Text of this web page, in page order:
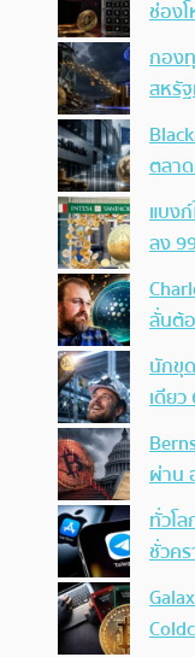
ช่องโ
กอง
สหรั
ตลา
แบง
ลง
ลั่นต้
นักขุ
เดีย
ผ่าน
ทั่วโ
ชั่วค